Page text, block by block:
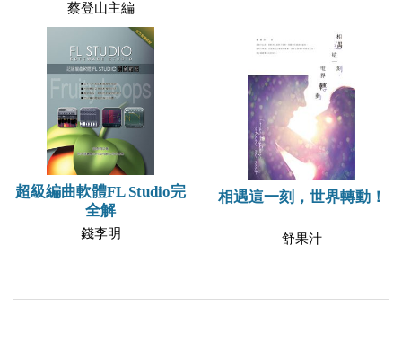
蔡登山主編
超級編曲軟體FL Studio完
全解
錢李明
相遇這一刻，世界轉動！
舒果汁